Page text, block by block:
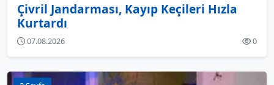
Çivril Jandarması, Kayıp Keçileri Hızla
Kurtardı
07.08.2026 0